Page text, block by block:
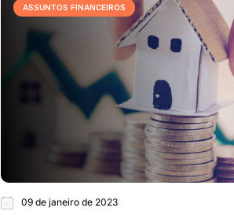
ASSUNTOS FINANCEIROS
09 de janeiro de 2023